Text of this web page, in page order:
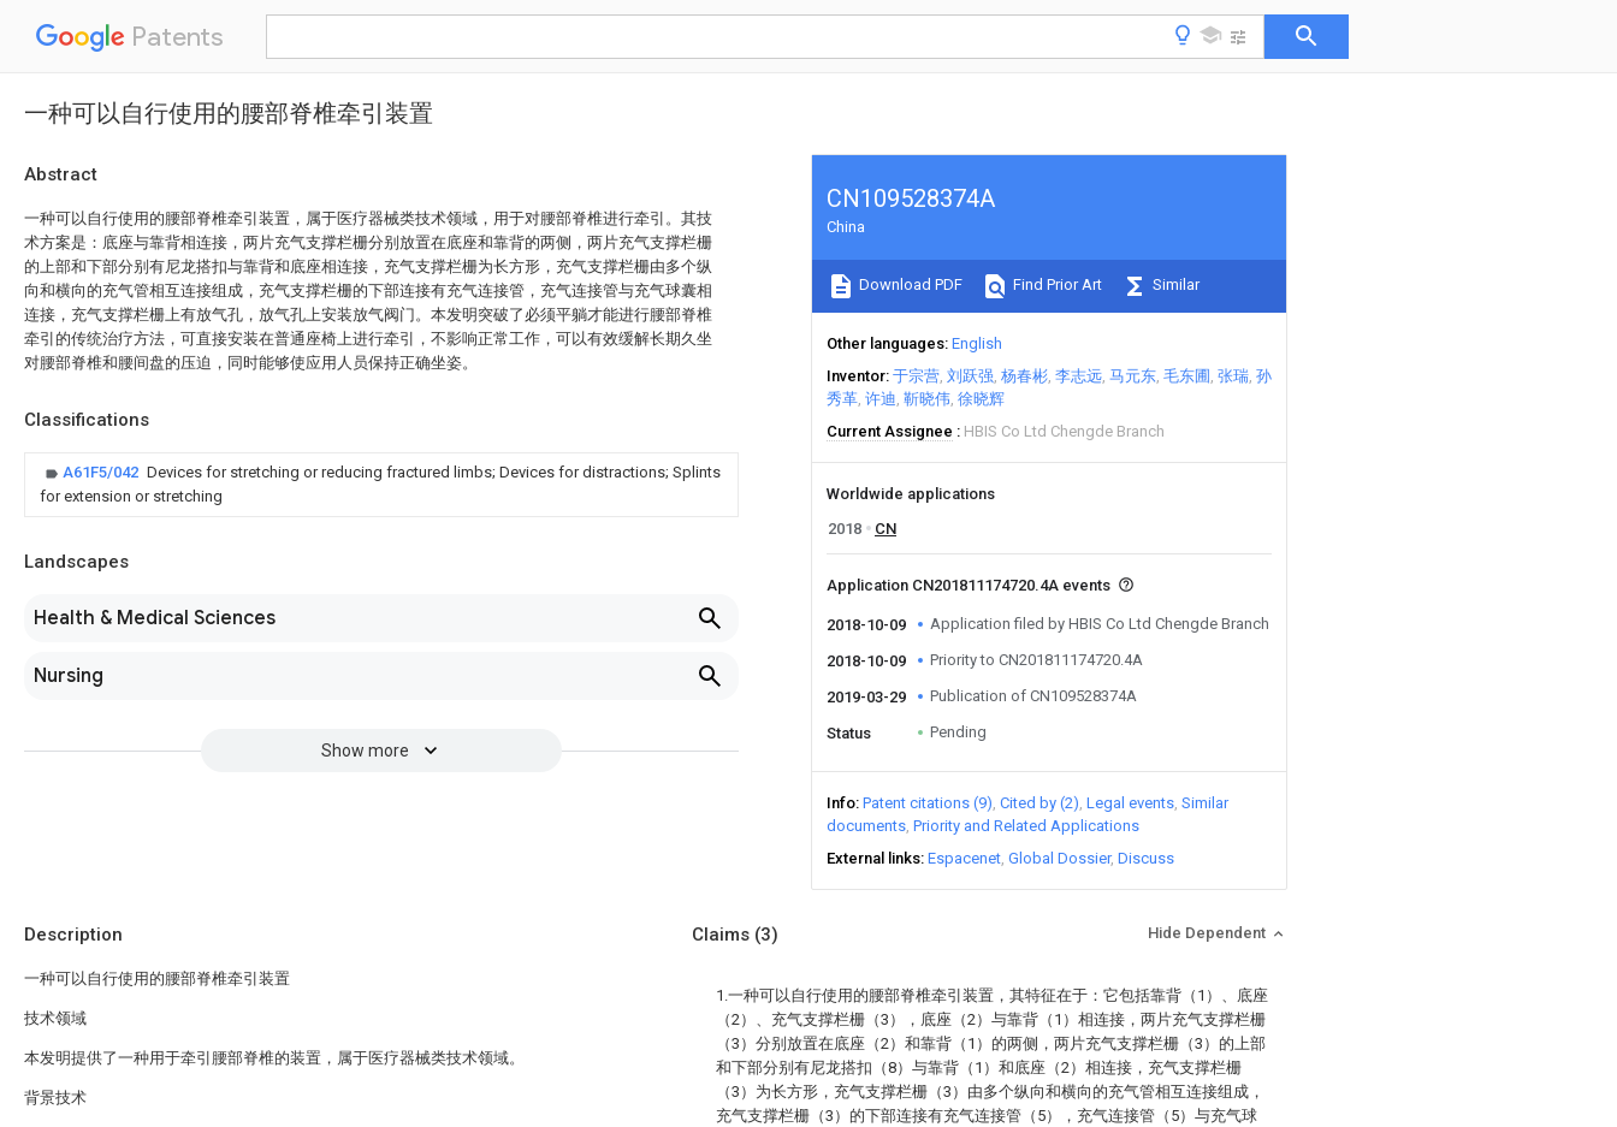
Patents
一种可以自行使用的腰部脊椎牵引装置
Abstract
一种可以自行使用的腰部脊椎牵引装置，属于医疗器械类技术领域，用于对腰部脊椎进行牵引。其技
术方案是：底座与靠背相连接，两片充气支撑栏栅分别放置在底座和靠背的两侧，两片充气支撑栏栅
的上部和下部分别有尼龙搭扣与靠背和底座相连接，充气支撑栏栅为长方形，充气支撑栏栅由多个纵
向和横向的充气管相互连接组成，充气支撑栏栅的下部连接有充气连接管，充气连接管与充气球囊相
连接，充气支撑栏栅上有放气孔，放气孔上安装放气阀门。本发明突破了必须平躺才能进行腰部脊椎
牵引的传统治疗方法，可直接安装在普通座椅上进行牵引，不影响正常工作，可以有效缓解长期久坐
对腰部脊椎和腰间盘的压迫，同时能够使应用人员保持正确坐姿。
Classifications
A61F5/042 Devices for stretching or reducing fractured limbs; Devices for distractions; Splints
for extension or stretching
Landscapes
Health & Medical Sciences
Nursing
Show more
CN109528374A
China
Download PDF Find Prior Art Similar
Other languages English
Inventor 于宗营 刘跃强 杨春彬 李志远 马元东 毛东圃 张瑞 孙
秀革 许迪 靳晓伟 徐晓辉
Current Assignee
HBIS Co Ltd Chengde Branch
Worldwide applications
2018
CN
Application CN201811174720.4A events
2018-10-09 Application filed by HBIS Co Ltd Chengde Branch
2018-10-09 Priority to CN201811174720.4A
2019-03-29 Publication of CN109528374A
Status Pending
Info Patent citations (9) Cited by (2) Legal events Similar
documents Priority and Related Applications
External links Espacenet Global Dossier Discuss
Description
一种可以自行使用的腰部脊椎牵引装置
技术领域
本发明提供了一种用于牵引腰部脊椎的装置，属于医疗器械类技术领域。
背景技术
Claims (3) Hide Dependent
1.一种可以自行使用的腰部脊椎牵引装置，其特征在于：它包括靠背（1）、底座
（2）、充气支撑栏栅（3），底座（2）与靠背（1）相连接，两片充气支撑栏栅
（3）分别放置在底座（2）和靠背（1）的两侧，两片充气支撑栏栅（3）的上部
和下部分别有尼龙搭扣（8）与靠背（1）和底座（2）相连接，充气支撑栏栅
（3）为长方形，充气支撑栏栅（3）由多个纵向和横向的充气管相互连接组成，
充气支撑栏栅（3）的下部连接有充气连接管（5），充气连接管（5）与充气球